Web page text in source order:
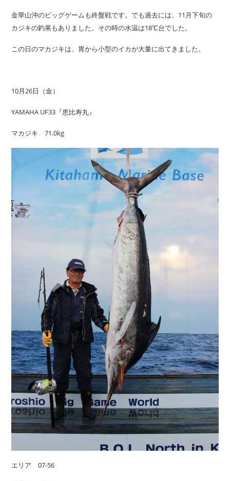
金華山沖のビッグゲームも終盤戦です。でも過去には、11月下旬の
カジキの釣果もありました。その時の水温は18℃台でした。
この日のマカジキは、胃から小型のイカが大量に出てきました。
10月26日（金）
YAMAHA UF33『恵比寿丸』
マカジキ 71.0kg
エリア 07-56